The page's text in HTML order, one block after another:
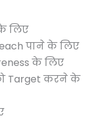
लिए
पाने के लिए
के लिए
Target करने के